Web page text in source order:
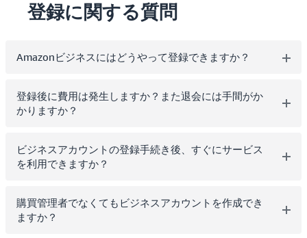
登録に関する質問
Amazonビジネスにはどうやって登録できますか？
登録後に費用は発生しますか？また退会には手間がか
かりますか？
ビジネスアカウントの登録手続き後、すぐにサービス
を利用できますか？
購買管理者でなくてもビジネスアカウントを作成でき
ますか？